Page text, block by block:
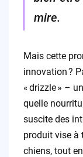
mire.
Mais cette
innovation ?
« drizzle » –
quelle
suscite des
produit vise à
chiens, tout